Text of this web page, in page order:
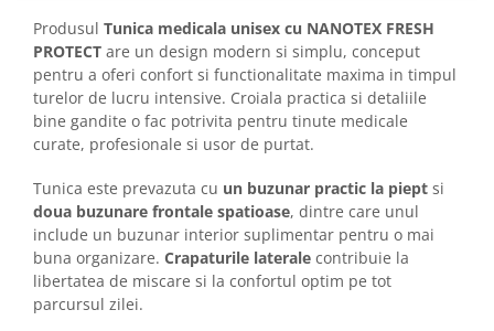
Stampile, tusiere si tus
Protectia muncii si Imbracaminte
Imbracaminte
Tricouri
Camasi
Pantaloni
Pantaloni cu pieptar
Hanorace
Jachete
Produsul Tunica medicala unisex cu NANOTEX FRESH
PROTECT are un design modern si simplu, conceput
pentru a oferi confort si functionalitate maxima in timpul
turelor de lucru intensive. Croiala practica si detaliile
bine gandite o fac potrivita pentru tinute medicale
curate, profesionale si usor de purtat.
Tunica este prevazuta cu un buzunar practic la piept si
doua buzunare frontale spatioase, dintre care unul
include un buzunar interior suplimentar pentru o mai
buna organizare. Crapaturile laterale contribuie la
libertatea de miscare si la confortul optim pe tot
parcursul zilei.